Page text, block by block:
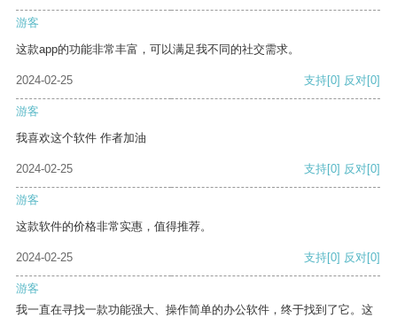
游客
这款app的功能非常丰富，可以满足我不同的社交需求。
2024-02-25 支持[0] 反对[0]
游客
我喜欢这个软件 作者加油
2024-02-25 支持[0] 反对[0]
游客
这款软件的价格非常实惠，值得推荐。
2024-02-25 支持[0] 反对[0]
游客
我一直在寻找一款功能强大、操作简单的办公软件，终于找到了它。这